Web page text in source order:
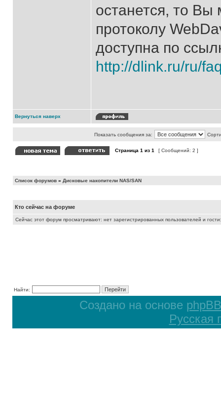
останется, то Вы
протоколу
доступна по
http://dlink.ru/ru/
Вернуться наверх
Показать сообщения за:
Страница 1 из 1 [ Сообщений: 2 ]
Список форумов » Дисковые накопители NAS/SAN
Кто сейчас на форуме
Сейчас этот форум просматривают: нет зарегистрированных пользователей и
Найти:
Создано на основе phpBB
Русская